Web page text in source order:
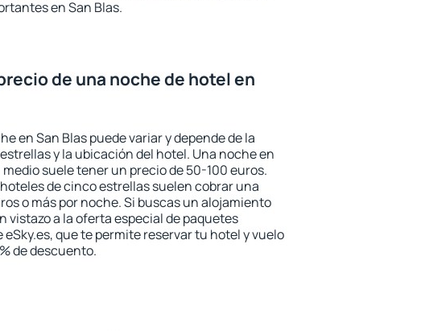
en San Blas.
de una noche de hotel en
en San Blas puede variar y depende de la
y la ubicación del hotel. Una noche en
suele tener un precio de 50-100 euros.
de cinco estrellas suelen cobrar una
o más por noche. Si buscas un alojamiento
vistazo a la oferta especial de paquetes
eSky.es, que te permite reservar tu hotel y vuelo
de descuento.